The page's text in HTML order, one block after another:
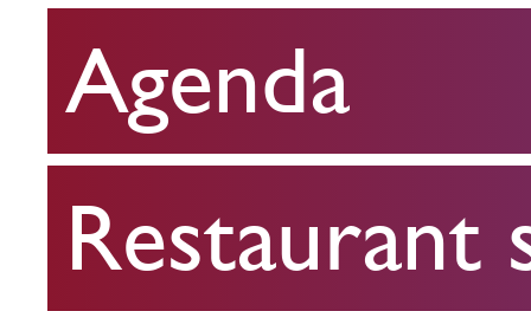
Restaurant
scolaire
Restaurant
Agenda
Restaurant